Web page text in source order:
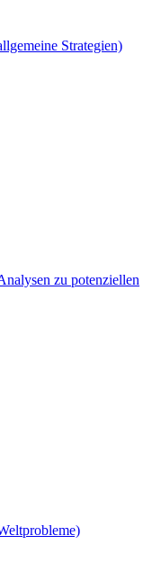
Strategien)
zu potenziellen